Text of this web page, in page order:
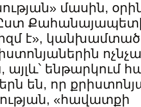
մասին,
Ըստ
է»,
ենթարկում
են, որ
«հավատքի